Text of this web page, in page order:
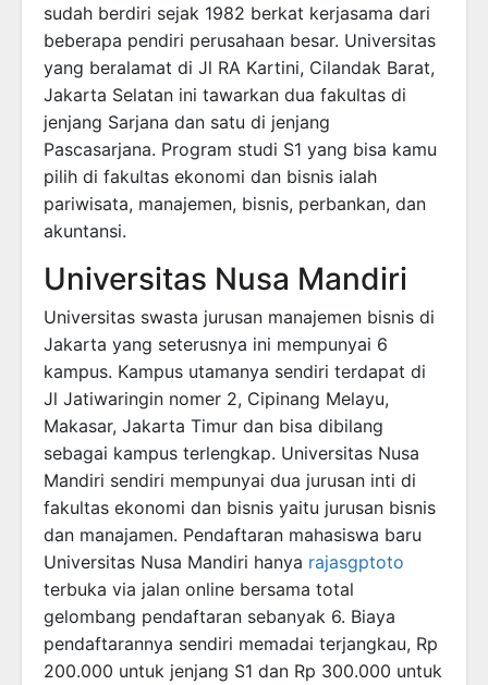
sudah berdiri sejak 1982 berkat kerjasama dari
beberapa pendiri perusahaan besar. Universitas
yang beralamat di Jl RA Kartini, Cilandak Barat,
Jakarta Selatan ini tawarkan dua fakultas di
jenjang Sarjana dan satu di jenjang
Pascasarjana. Program studi S1 yang bisa kamu
pilih di fakultas ekonomi dan bisnis ialah
pariwisata, manajemen, bisnis, perbankan, dan
akuntansi.
Universitas Nusa Mandiri
Universitas swasta jurusan manajemen bisnis di
Jakarta yang seterusnya ini mempunyai 6
kampus. Kampus utamanya sendiri terdapat di
Jl Jatiwaringin nomer 2, Cipinang Melayu,
Makasar, Jakarta Timur dan bisa dibilang
sebagai kampus terlengkap. Universitas Nusa
Mandiri sendiri mempunyai dua jurusan inti di
fakultas ekonomi dan bisnis yaitu jurusan bisnis
dan manajamen. Pendaftaran mahasiswa baru
Universitas Nusa Mandiri hanya rajasgptoto
terbuka via jalan online bersama total
gelombang pendaftaran sebanyak 6. Biaya
pendaftarannya sendiri memadai terjangkau, Rp
200.000 untuk jenjang S1 dan Rp 300.000 untuk